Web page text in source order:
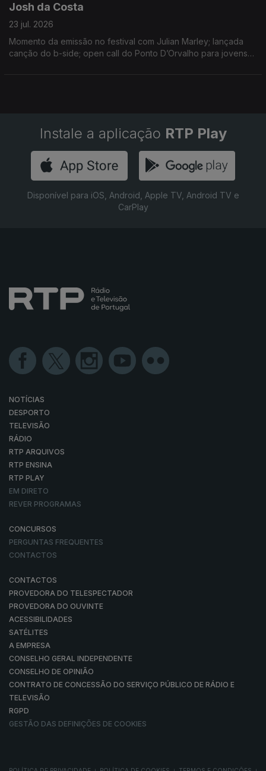
Josh da Costa
23 jul. 2026
Momento da emissão no festival com Julian Marley; lançada
canção do b-side; open call do Ponto D’Orvalho para jovens
Instale a aplicação RTP Play
Disponível para iOS, Android, Apple TV, Android TV e
CarPlay
NOTÍCIAS
DESPORTO
TELEVISÃO
RÁDIO
RTP ARQUIVOS
RTP ENSINA
RTP PLAY
EM DIRETO
REVER PROGRAMAS
CONCURSOS
PERGUNTAS FREQUENTES
CONTACTOS
CONTACTOS
PROVEDORA DO TELESPECTADOR
PROVEDORA DO OUVINTE
ACESSIBILIDADES
SATÉLITES
A EMPRESA
CONSELHO GERAL INDEPENDENTE
CONSELHO DE OPINIÃO
CONTRATO DE CONCESSÃO DO SERVIÇO PÚBLICO DE RÁDIO E
TELEVISÃO
RGPD
GESTÃO DAS DEFINIÇÕES DE COOKIES